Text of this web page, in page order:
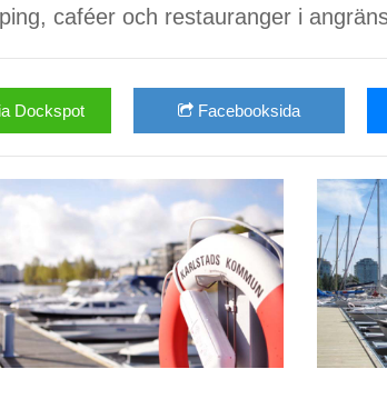
caféer och restauranger i
Dockspot Facebooksida